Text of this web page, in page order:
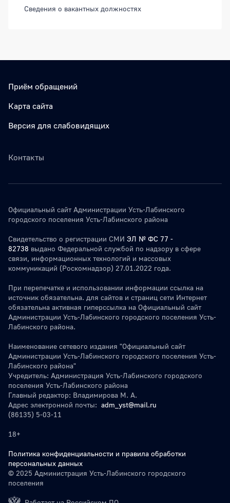
Сведения о вакантных должностях
Приём обращений
Карта сайта
Версия для слабовидящих
Контакты
Официальный сайт Администрации Усть-Лабинского
городского поселения Усть-Лабинского района
Свидетельство о регистрации СМИ ЭЛ № ФС 77 -
82738 выдано Федеральной службой по надзору в сфере
связи, информационных технологий и массовых
коммуникаций (Роскомнадзор) 27.01.2022 года.
При перепечатке и использовании информации ссылка на
источник обязательна. для сайтов и страниц сети Интернет
обязательна активная гиперссылка на Официальный сайт
Администрации Усть-Лабинского городского поселения Усть-
Лабинского района.
Наименование сетевого издания "Официальный сайт
Администрации Усть-Лабинского городского поселения Усть-
Лабинского района"
Учредитель: Администрация Усть-Лабинского городского
поселения Усть-Лабинского района
Главный редактор: Владимирова М. А.
Адрес электронной почты: adm_yst@mail.ru
(86135) 5-03-11
18+
Политика конфиденциальности и правила обработки
персональных данных
© 2025 Администрация Усть-Лабинского городского
поселения